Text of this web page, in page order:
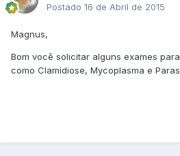
Postado 16 de Abril de 2015
Magnus,
Bom você solicitar alguns exames
como Clamidiose, Mycoplasma e